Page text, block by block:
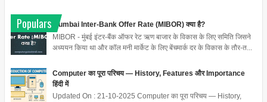
Populars
Mumbai Inter-Bank Offer Rate (MIBOR) क्या है?
MIBOR - मुंबई इंटर-बैंक ऑफर रेट ऋण बाजार के विकास के लिए समिति जिसने
अध्ययन किया था और कॉल मनी मार्केट के लिए बेंचमार्क दर के विकास के तौर-त...
Computer का पूरा परिचय — History, Features और Importance
हिंदी में
Updated On : 21-10-2025 Computer का पूरा परिचय — History,